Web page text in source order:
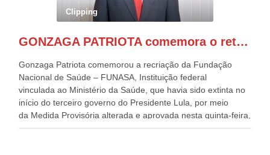
Governadora de Pernambuco, Raquel Lyra, os ministros da
Casa Civil, Rui Costa, e da Integração e do Desenvolvimento
de todo Nordeste que também ajudam a fomentar o
Clipping
GONZAGA PATRIOTA comemora o retorno da FUNASA
Gonzaga Patriota comemorou a recriação da Fundação
Nacional de Saúde – FUNASA, Instituição federal
vinculada ao Ministério da Saúde, que havia sido extinta no
início do terceiro governo do Presidente Lula, por meio
da Medida Provisória alterada e aprovada nesta quinta-feira,
pelo Congresso Nacional. Gonzaga Patriota disse hoje em